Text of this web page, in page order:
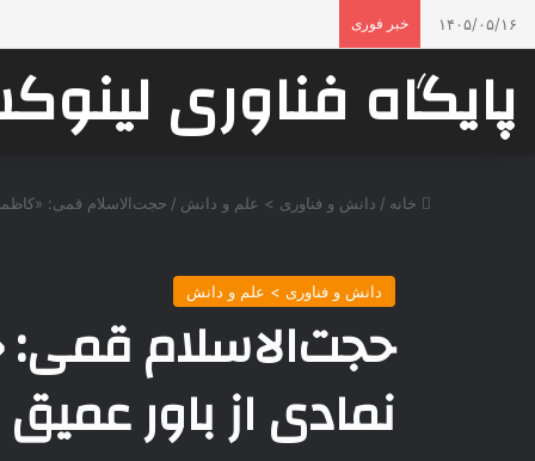
۱۴۰۵/۰۵/۱۶ خبر فوری
پایگاه فناوری
خانه / دانش و فناوری > علم و دانش / حجت‌الاسلام قمی:
دانش و فناوری > علم و دانش
حجت‌الاسلام
نمادی از باور